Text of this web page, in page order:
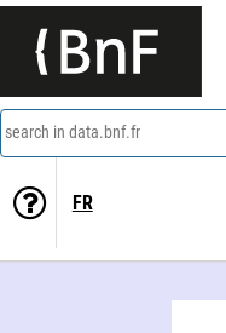
search in data.bnf.fr
FR